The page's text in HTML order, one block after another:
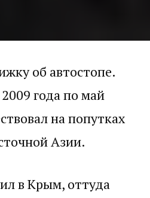
об автостопе.
года по май
на попутках
Азии.
в Крым, оттуда